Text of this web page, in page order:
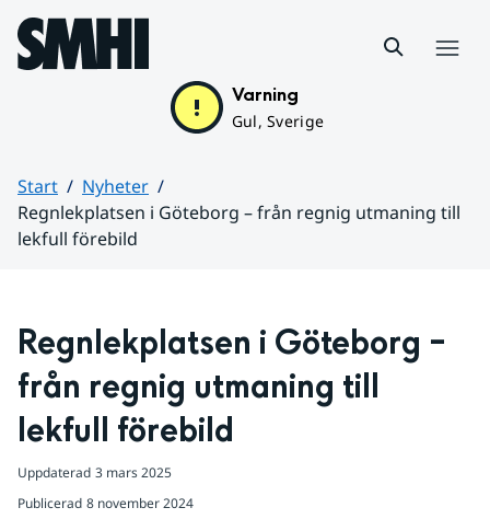
Hoppa till sidans innehåll
Varning
Gul, Sverige
Start
Nyheter
Regnlekplatsen i Göteborg – från regnig utmaning till
lekfull förebild
Regnlekplatsen i Göteborg –
från regnig utmaning till
lekfull förebild
Uppdaterad 3 mars 2025
Publicerad 8 november 2024